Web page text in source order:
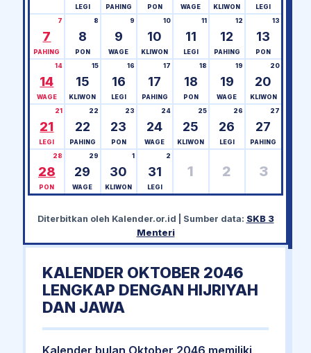
LEGI PAHING PON WAGE KLIWON LEGI
7
7
PAHING
8
8
PON
9
9
WAGE
10
10
KLIWON
11
11
LEGI
12
12
PAHING
13
13
PON
14
14
WAGE
15
15
KLIWON
16
16
LEGI
17
17
PAHING
18
18
PON
19
19
WAGE
20
20
KLIWON
21
21
LEGI
22
22
PAHING
23
23
PON
24
24
WAGE
25
25
KLIWON
26
26
LEGI
27
27
PAHING
28
28
PON
29
29
WAGE
30
1
KLIWON
31
2
LEGI
1 2 3
Diterbitkan oleh Kalender.or.id | Sumber data: SKB 3
Menteri
KALENDER OKTOBER 2046
LENGKAP DENGAN HIJRIYAH
DAN JAWA
Kalender bulan Oktober 2046 memiliki